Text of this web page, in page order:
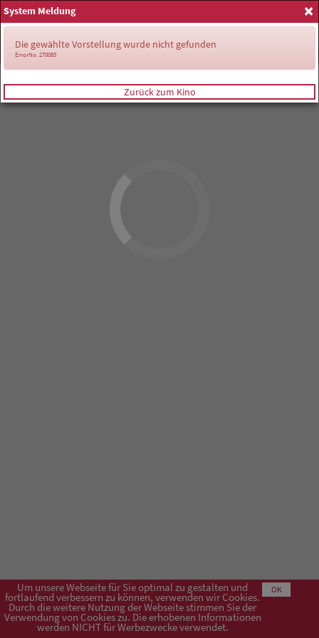
Anmelden
Um unsere Webseite für Sie optimal zu gestalten und
fortlaufend verbessern zu können, verwenden wir Cookies.
Durch die weitere Nutzung der Webseite stimmen Sie der
Verwendung von Cookies zu. Die erhobenen Informationen
werden NICHT für Werbezwecke verwendet.
OK
×
System Meldung
Die gewählte Vorstellung wurde nicht gefunden
ErrorNo. 270083
Zurück zum Kino
Impressum AGB Datenschutzerklärung